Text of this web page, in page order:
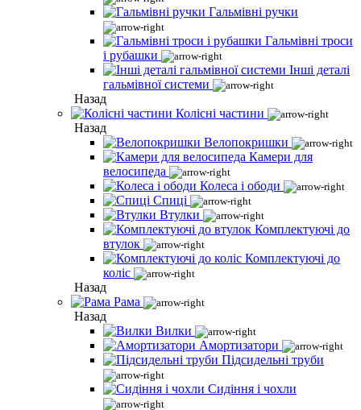
Гальмівні ручки
Гальмівні троси
і рубашки
Інші деталі
гальмівної системи
Назад
Колісні частини
Назад
Велопокришки
Камери для
велосипеда
Колеса і ободи
Спиці
Втулки
Комплектуючі до
втулок
Комплектуючі до
коліс
Назад
Рама
Назад
Вилки
Амортизатори
Підсидельні труби
Сидіння і чохли